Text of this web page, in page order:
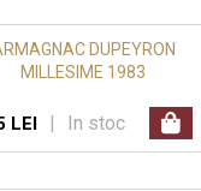
DUPEYRON
MILLESIME 1983
LEI In stoc